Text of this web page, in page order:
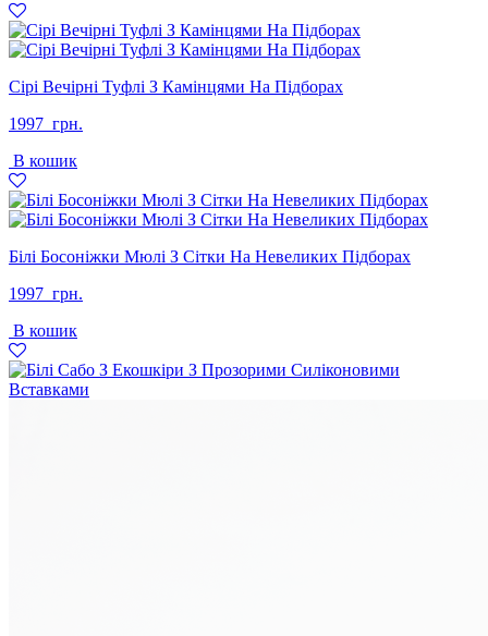
Сірі Вечірні Туфлі З Камінцями На Підборах
1997 грн.
В кошик
Білі Босоніжки Мюлі З Сітки На Невеликих Підборах
1997 грн.
В кошик